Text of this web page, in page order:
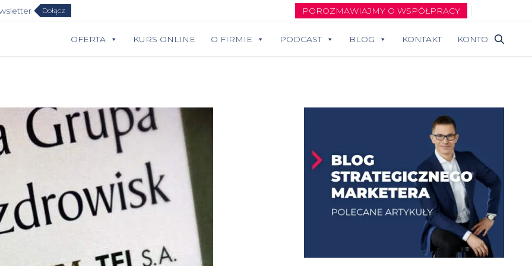
Dołącz POROZMAWIAJMY O WSPÓŁPRACY
OFERTA KURS ONLINE O FIRMIE PODCAST BLOG KONTAKT KONTO